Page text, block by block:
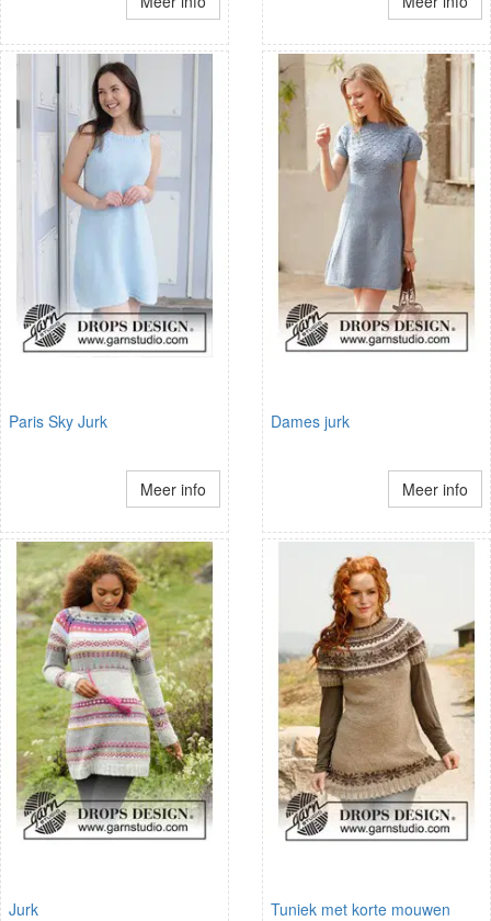
Paris Sky Jurk
Meer info
Dames jurk
Meer info
Jurk Tuniek met korte mouwen